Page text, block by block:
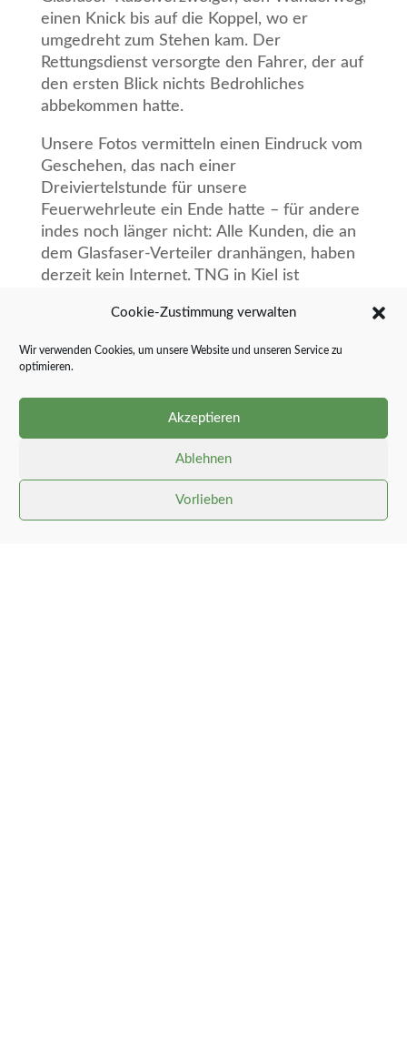
Cookie-Zustimmung verwalten
Wir verwenden Cookies, um unsere Website und unseren Service zu
optimieren.
Akzeptieren
Ablehnen
Vorlieben
einen Knick bis auf die Koppel, wo er
umgedreht zum Stehen kam. Der
Rettungsdienst versorgte den Fahrer, der auf
den ersten Blick nichts Bedrohliches
abbekommen hatte.
Unsere Fotos vermitteln einen Eindruck vom
Geschehen, das nach einer
Dreiviertelstunde für unsere
Feuerwehrleute ein Ende hatte – für andere
indes noch länger nicht: Alle Kunden, die an
dem Glasfaser-Verteiler dranhängen, haben
derzeit kein Internet. TNG in Kiel ist
Schadensbehebung. Aber einen
Kabelverzweiger neu aufzubauen, ist
vermutlich
vorübergehend im „Tal der Ahnungslosen“.